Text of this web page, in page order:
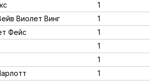
1
Виолет Винг 1
Фейс 1
1
1
1